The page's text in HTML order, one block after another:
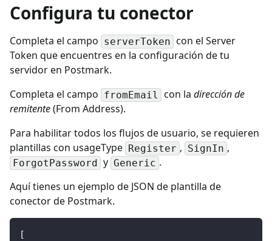
Configura tu conector
Completa el campo serverToken con el Server
Token que encuentres en la configuración de tu
servidor en Postmark.
Completa el campo fromEmail con la dirección de
remitente(From Address).
Para habilitar todos los flujos de usuario, se requieren
plantillas con usageType Register , SignIn ,
ForgotPassword y Generic .
Aquí tienes un ejemplo de JSON de plantilla de
conector de Postmark.
[